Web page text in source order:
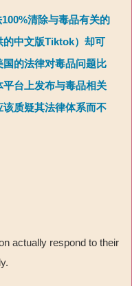
清除与毒品有关的
的中文版Tiktok）却可
国的法律对毒品问题比
台上发布与毒品相关
质疑其法律体系而不
actually respond to their